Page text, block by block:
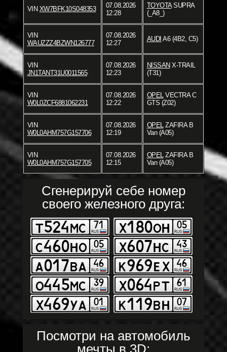
VIN XW7BFK10S048353
07.08.2026
12:28
TOYOTASUPRA
(_A8_)
VIN
WAUZZZ4BZWN126777
07.08.2026
12:27
AUDI A6 (4B2, C5)
VIN
JN1TANT31U0011565
07.08.2026
12:23
NISSAN X-TRAIL
(T31)
VIN
W0L0ZCF6881062231
07.08.2026
12:22
OPELVECTRA C
GTS (Z02)
VIN
W0L0AHM757G157706
07.08.2026
12:19
OPELZAFIRA B
Van (A05)
VIN
W0L0AHM757G157705
07.08.2026
12:15
OPELZAFIRA B
Van (A05)
Сгенерируй себе номер
своего железного друга:
Посмотри на автомобиль
мечты в 3D: